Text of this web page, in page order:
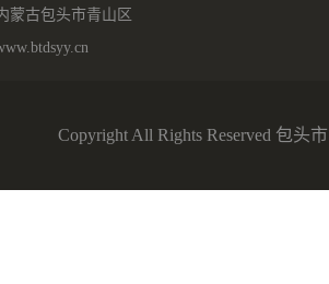
蒙古包头市青山区
Copyright All Rights Reserved 包头